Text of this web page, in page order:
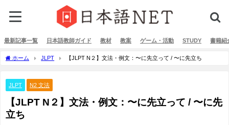
最新記事一覧 日本語教師ガイド 教材 教案 ゲーム・活動 STUDY 書籍紹
ホーム JLPT 【JLPT N２】文法・例文：〜に先立って / 〜に先立ち
JLPT N2 文法
【JLPT N２】文法・例文：〜に先立って / 〜に先
立ち